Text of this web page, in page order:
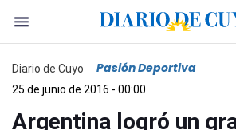
Diario de Cuyo Pasión Deportiva
25 de junio de 2016 - 00:00
Argentina logró un